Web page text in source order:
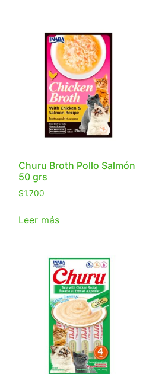
Churu Broth Pollo Salmón
50 grs
$1.700
Leer más